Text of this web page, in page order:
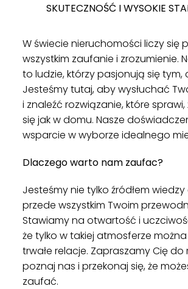
SKUTECZNOŚĆ I WYSOKIE
W świecie nieruchomości liczy się
wszystkim zaufanie i zrozumienie.
to ludzie, którzy pasjonują się tym,
Jesteśmy tutaj, aby wysłuchać
i znaleźć rozwiązanie, które
się jak w domu. Nasze
wsparcie w wyborze idealnego
Dlaczego warto nam zaufac?
Jesteśmy nie tylko źródłem
przede wszystkim Twoim
Stawiamy na otwartość i
że tylko w takiej atmosferze
trwałe relacje. Zapraszamy Cię
poznaj nas i przekonaj się, że
zaufać.